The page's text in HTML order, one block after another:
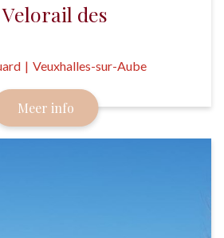
des
| Veuxhalles-sur-Aube
het Nationaal Bospark middels
de spoorfiets.
Meer info